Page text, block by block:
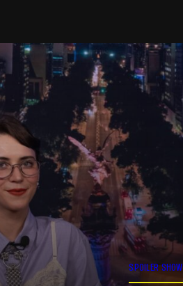
SPOILER SHOW